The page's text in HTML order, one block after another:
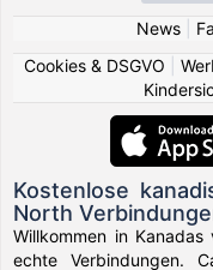
News|
Cookies & DSGVO
Kostenlose
North
Willkommen in
echte Verbindungen.